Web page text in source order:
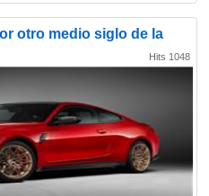
otro medio siglo de la
Hits 1048